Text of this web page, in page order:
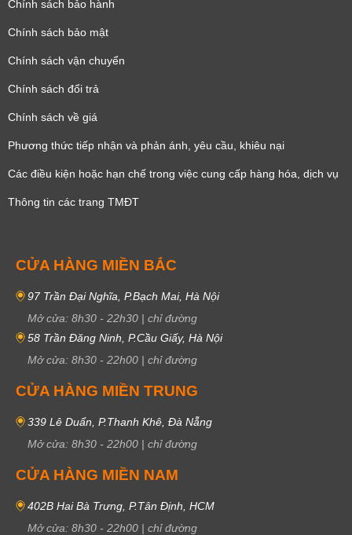
Chính sách bảo hành
Chính sách bảo mật
Chính sách vận chuyển
Chính sách đổi trả
Chính sách về giá
Phương thức tiếp nhận và phản ánh, yêu cầu, khiêu nại
Các điều kiện hoặc hạn chế trong việc cung cấp hàng hóa, dịch vụ
Thông tin các trang TMĐT
CỬA HÀNG MIỀN BẮC
97 Trần Đại Nghĩa, P.Bạch Mai, Hà Nội
Mở cửa: 8h30 - 22h30 | chỉ đường
58 Trần Đăng Ninh, P.Cầu Giấy, Hà Nội
Mở cửa: 8h30 - 22h00 | chỉ đường
CỬA HÀNG MIỀN TRUNG
339 Lê Duẩn, P.Thanh Khê, Đà Nẵng
Mở cửa: 8h30 - 22h00 | chỉ đường
CỬA HÀNG MIỀN NAM
402B Hai Bà Trưng, P.Tân Định, HCM
Mở cửa: 8h30 - 22h00 | chỉ đường